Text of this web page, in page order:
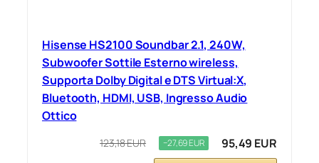
Hisense HS2100 Soundbar 2.1, 240W,
Subwoofer Sottile Esterno wireless,
Supporta Dolby Digital e DTS Virtual:X,
Bluetooth, HDMI, USB, Ingresso Audio
Ottico
123,18 EUR −27,69 EUR 95,49 EUR